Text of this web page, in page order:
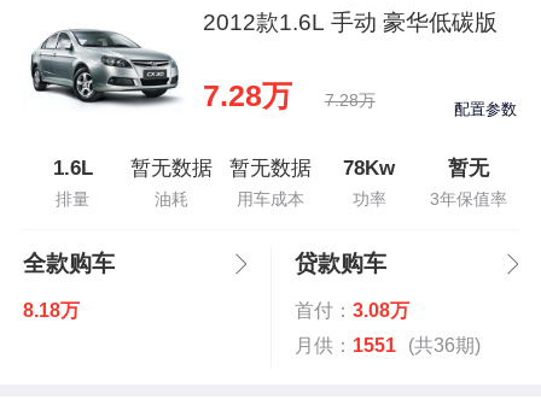
2012款1.6L 手动 豪华低碳版
7.28万 7.28万 配置参数
1.6L
排量
暂无数据
油耗
暂无数据
用车成本
78Kw
功率
暂无
3年保值率
全款购车
8.18万
贷款购车
首付： 3.08万
月供： 1551 (共36期)